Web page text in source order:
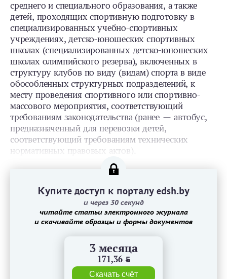
среднего и специального образования, а также
детей, проходящих спортивную подготовку в
специализированных учебно-спортивных
учреждениях, детско-юношеских спортивных
школах (специализированных детско-юношеских
школах олимпийского резерва), включенных в
структуру клубов по виду (видам) спорта в виде
обособленных структурных подразделений, к
месту проведения спортивного или спортивно-
массового мероприятия, соответствующий
требованиям законодательства (ранее — автобус,
предназначенный для перевозки детей,
соответствующий требованиям технических
нормативных правовых актов).
Купите доступ к порталу edsh.by
и через 30 секунд
читайте статьи электронного журнала
и скачивайте образцы и формы документов
3 месяца
171,36 BYN
Скачать счёт